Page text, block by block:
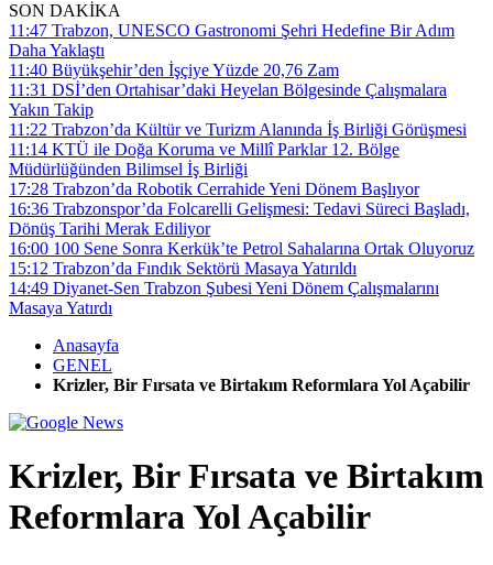
SON DAKİKA
11:47 Trabzon, UNESCO Gastronomi Şehri Hedefine Bir Adım
Daha Yaklaştı
11:40 Büyükşehir’den İşçiye Yüzde 20,76 Zam
11:31 DSİ’den Ortahisar’daki Heyelan Bölgesinde Çalışmalara
Yakın Takip
11:22 Trabzon’da Kültür ve Turizm Alanında İş Birliği Görüşmesi
11:14 KTÜ ile Doğa Koruma ve Millî Parklar 12. Bölge
Müdürlüğünden Bilimsel İş Birliği
17:28 Trabzon’da Robotik Cerrahide Yeni Dönem Başlıyor
16:36 Trabzonspor’da Folcarelli Gelişmesi: Tedavi Süreci Başladı,
Dönüş Tarihi Merak Ediliyor
16:00 100 Sene Sonra Kerkük’te Petrol Sahalarına Ortak Oluyoruz
15:12 Trabzon’da Fındık Sektörü Masaya Yatırıldı
14:49 Diyanet-Sen Trabzon Şubesi Yeni Dönem Çalışmalarını
Masaya Yatırdı
Anasayfa
GENEL
Krizler, Bir Fırsata ve Birtakım Reformlara Yol Açabilir
Krizler, Bir Fırsata ve Birtakım
Reformlara Yol Açabilir